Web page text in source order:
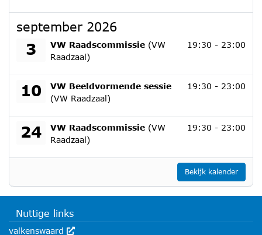
september 2026
3 VW Raadscommissie (VW
Raadzaal)
donderdag 3 september 2026 19:30 - 23:00
10
VW Beeldvormende sessie
(VW Raadzaal)
donderdag 10 september 2026 19:30 - 23:00
24 VW Raadscommissie (VW
Raadzaal)
donderdag 24 september 2026 19:30 - 23:00
Bekijk kalender
Nuttige links
valkenswaard Deze link wordt in een nieuw venster geopend